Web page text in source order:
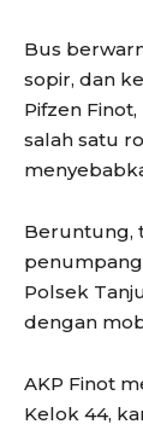
Bus
sopir, dan
Pifzen
salah satu
Beruntung,
Polsek
dengan
AKP Finot
Kelok 44,